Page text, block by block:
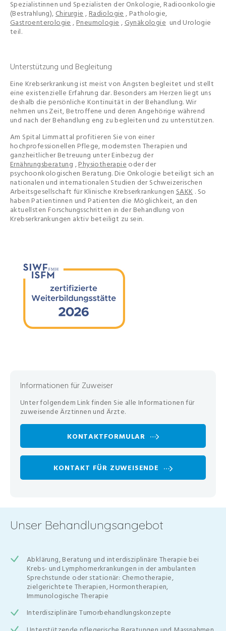
Spezialistinnen und Spezialisten der Onkologie, Radioonkologie
(Bestrahlung), Chirurgie , Radiologie , Pathologie,
Gastroenterologie , Pneumologie , Gynäkologie und Urologie
teil.
Unterstützung und Begleitung
Eine Krebserkrankung ist meist von Ängsten begleitet und stellt
eine existenzielle Erfahrung dar. Besonders am Herzen liegt uns
deshalb die persönliche Kontinuität in der Behandlung. Wir
nehmen uns Zeit, Betroffene und deren Angehörige während
und nach der Behandlung eng zu begleiten und zu unterstützen.
Am Spital Limmattal profitieren Sie von einer
hochprofessionellen Pflege, modernsten Therapien und
ganzheitlicher Betreuung unter Einbezug der
Ernährungsberatung ,Physiotherapie oder der
psychoonkologischen Beratung. Die Onkologie beteiligt sich an
nationalen und internationalen Studien der Schweizerischen
Arbeitsgesellschaft für Klinische Krebserkrankungen SAKK . So
haben Patientinnen und Patienten die Möglichkeit, an den
aktuellsten Forschungsschritten in der Behandlung von
Krebserkrankungen aktiv beteiligt zu sein.
Informationen für Zuweiser
Unter folgendem Link finden Sie alle Informationen für
zuweisende Ärztinnen und Ärzte.
KONTAKTFORMULAR
KONTAKT FÜR ZUWEISENDE
Unser Behandlungsangebot
Abklärung, Beratung und interdisziplinäre Therapie bei
Krebs- und Lymphomerkrankungen in der ambulanten
Sprechstunde oder stationär: Chemotherapie,
zielgerichtete Therapien, Hormontherapien,
Immunologische Therapie
Interdisziplinäre Tumorbehandlungskonzepte